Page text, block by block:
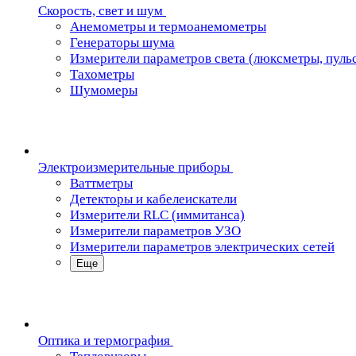
Скорость, свет и шум
Анемометры и термоанемометры
Генераторы шума
Измерители параметров света (люксметры,
Тахометры
Шумомеры
Электроизмерительные приборы
Ваттметры
Детекторы и кабелеискатели
Измерители RLC (иммитанса)
Измерители параметров УЗО
Измерители параметров электрических сетей
Еще
Oптика и термография